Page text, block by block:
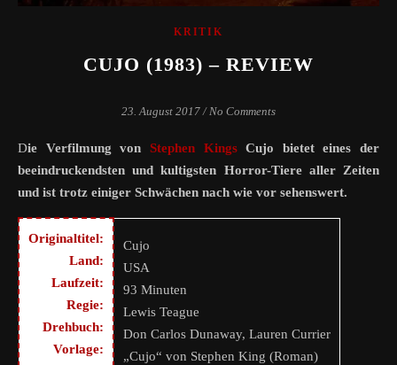
KRITIK
CUJO (1983) – REVIEW
23. August 2017 / No Comments
Die Verfilmung von Stephen KingsCujo bietet eines der
beeindruckendsten und kultigsten Horror-Tiere aller Zeiten
und ist trotz einiger Schwächen nach wie vor sehenswert.
Originaltitel:
Land:
Laufzeit:
Regie:
Drehbuch:
Vorlage:
Cujo
USA
93 Minuten
Lewis Teague
Don Carlos Dunaway, Lauren Currier
„Cujo“ von Stephen King (Roman)